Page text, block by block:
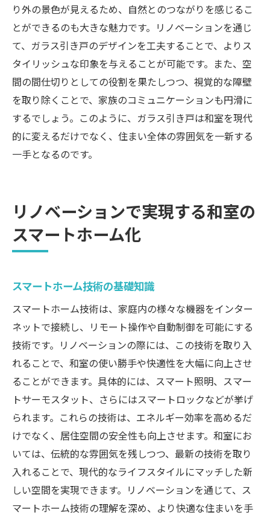
り外の景色が見えるため、自然とのつながりを感じるこ
とができるのも大きな魅力です。リノベーションを通じ
て、ガラス引き戸のデザインを工夫することで、よりス
タイリッシュな印象を与えることが可能です。また、空
間の間仕切りとしての役割を果たしつつ、視覚的な障壁
を取り除くことで、家族のコミュニケーションも円滑に
するでしょう。このように、ガラス引き戸は和室を現代
的に変えるだけでなく、住まい全体の雰囲気を一新する
一手となるのです。
リノベーションで実現する和室の
スマートホーム化
スマートホーム技術の基礎知識
スマートホーム技術は、家庭内の様々な機器をインター
ネットで接続し、リモート操作や自動制御を可能にする
技術です。リノベーションの際には、この技術を取り入
れることで、和室の使い勝手や快適性を大幅に向上させ
ることができます。具体的には、スマート照明、スマー
トサーモスタット、さらにはスマートロックなどが挙げ
られます。これらの技術は、エネルギー効率を高めるだ
けでなく、居住空間の安全性も向上させます。和室にお
いては、伝統的な雰囲気を残しつつ、最新の技術を取り
入れることで、現代的なライフスタイルにマッチした新
しい空間を実現できます。リノベーションを通じて、ス
マートホーム技術の理解を深め、より快適な住まいを手